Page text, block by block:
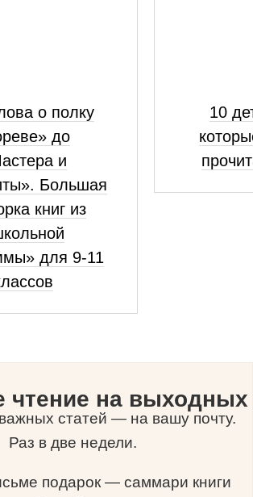
о полку
до
и
Большая
книг из
для 9-11
10
чтение на выходных
статей — на вашу почту.
Раз в две недели.
подарок — саммари книги